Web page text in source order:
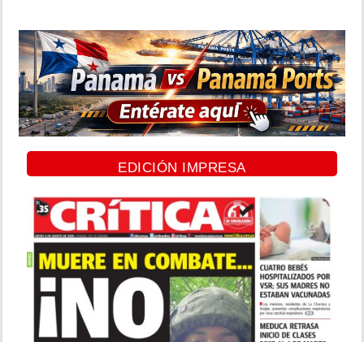
EDICIÓN IMPRESA